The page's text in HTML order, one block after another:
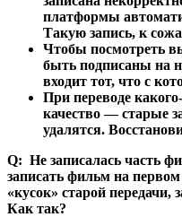
платформы
Такую запись, к
Чтобы посмотреть
быть подписаны на
входит тот, что с
При переводе
качество — старые
удалятся.
Q: Не записалась часть
записать фильм на
«кусок» старой
Как так?